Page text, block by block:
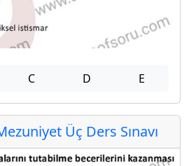
C D E
Üç Ders Sınavı